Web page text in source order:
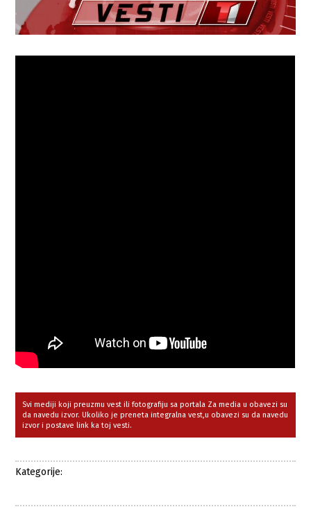
Svi mediji koji preuzmu vest ili fotografiju sa portala Za media u obavezi su
da navedu izvor. Ukoliko je preneta integralna vest,u obavezi su da navedu
izvor i postave link ka toj vesti.
Kategorije: